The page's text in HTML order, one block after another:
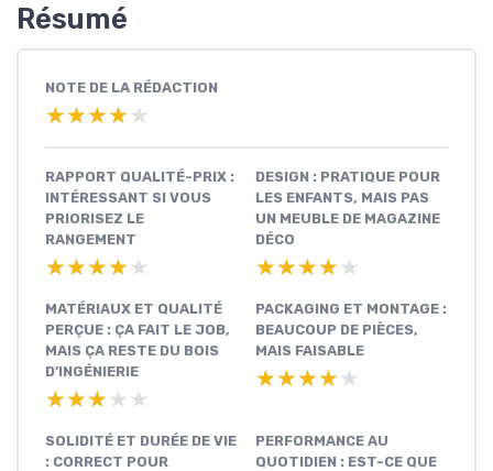
Résumé
NOTE DE LA RÉDACTION
★★★★★
★★★★★
RAPPORT QUALITÉ-PRIX :
INTÉRESSANT SI VOUS
PRIORISEZ LE
RANGEMENT
★★★★★
★★★★★
DESIGN : PRATIQUE POUR
LES ENFANTS, MAIS PAS
UN MEUBLE DE MAGAZINE
DÉCO
★★★★★
★★★★★
MATÉRIAUX ET QUALITÉ
PERÇUE : ÇA FAIT LE JOB,
MAIS ÇA RESTE DU BOIS
D’INGÉNIERIE
★★★★★
★★★★★
PACKAGING ET MONTAGE :
BEAUCOUP DE PIÈCES,
MAIS FAISABLE
★★★★★
★★★★★
SOLIDITÉ ET DURÉE DE VIE
: CORRECT POUR
PERFORMANCE AU
QUOTIDIEN : EST-CE QUE